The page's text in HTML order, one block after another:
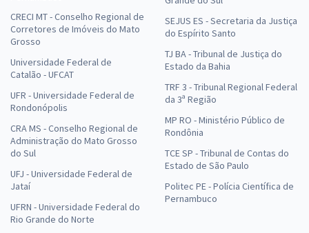
CRECI MT - Conselho Regional de
Corretores de Imóveis do Mato
Grosso
Universidade Federal de
Catalão - UFCAT
UFR - Universidade Federal de
Rondonópolis
CRA MS - Conselho Regional de
Administração do Mato Grosso
do Sul
UFJ - Universidade Federal de
Jataí
UFRN - Universidade Federal do
Rio Grande do Norte
SEJUS ES - Secretaria da Justiça
do Espírito Santo
TJ BA - Tribunal de Justiça do
Estado da Bahia
TRF 3 - Tribunal Regional Federal
da 3ª Região
MP RO - Ministério Público de
Rondônia
TCE SP - Tribunal de Contas do
Estado de São Paulo
Politec PE - Polícia Científica de
Pernambuco